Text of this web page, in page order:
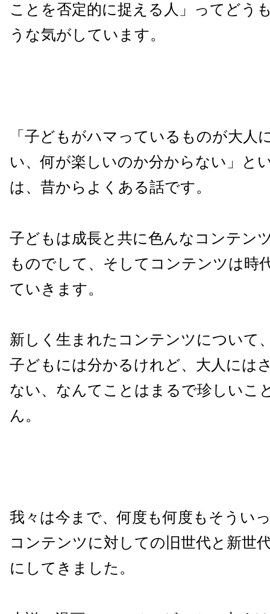
ことを否定的に捉える人」ってどう
うな気がしています。
「子どもがハマっているものが大人
い、何が楽しいのか分からない」と
は、昔からよくある話です。
子どもは成長と共に色んなコンテン
ものでして、そしてコンテンツは時
ていきます。
新しく生まれたコンテンツについて
子どもには分かるけれど、大人には
ない、なんてことはまるで珍しいこ
ん。
我々は今まで、何度も何度もそうい
コンテンツに対しての旧世代と新世
にしてきました。